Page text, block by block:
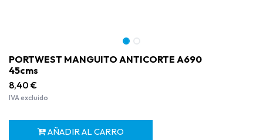
PORTWEST MANGUITO ANTICORTE A690
45cms
8,40 €
IVA excluido
AÑADIR AL CARRO